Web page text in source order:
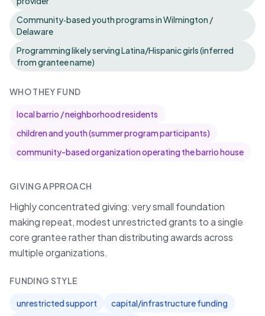
Community‑based youth programs in Wilmington /
Delaware
Programming likely serving Latina/Hispanic girls (inferred
from grantee name)
WHO THEY FUND
local barrio / neighborhood residents
children and youth (summer program participants)
community-based organization operating the barrio house
GIVING APPROACH
Highly concentrated giving: very small foundation
making repeat, modest unrestricted grants to a single
core grantee rather than distributing awards across
multiple organizations.
FUNDING STYLE
unrestricted support
capital/infrastructure funding